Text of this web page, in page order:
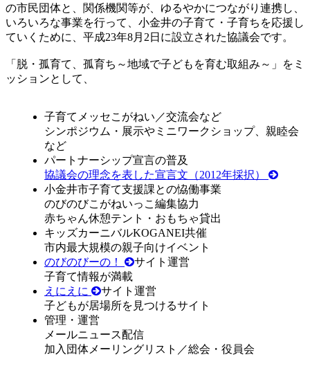
の市民団体と、関係機関等が、ゆるやかにつながり連携し、
いろいろな事業を行って、小金井の子育て・子育ちを応援し
ていくために、平成23年8月2日に設立された協議会です。
「脱・孤育て、孤育ち～地域で子どもを育む取組み～」をミ
ッションとして、
子育てメッセこがねい／交流会など
シンポジウム・展示やミニワークショップ、親睦会
など
パートナーシップ宣言の普及
協議会の理念を表した宣言文（2012年採択）
小金井市子育て支援課との恊働事業
のびのびこがねいっこ編集協力
赤ちゃん休憩テント・おもちゃ貸出
キッズカーニバルKOGANEI共催
市内最大規模の親子向けイベント
のびのびーの！
サイト運営
子育て情報が満載
えにえに
サイト運営
子どもが居場所を見つけるサイト
管理・運営
メールニュース配信
加入団体メーリングリスト／総会・役員会